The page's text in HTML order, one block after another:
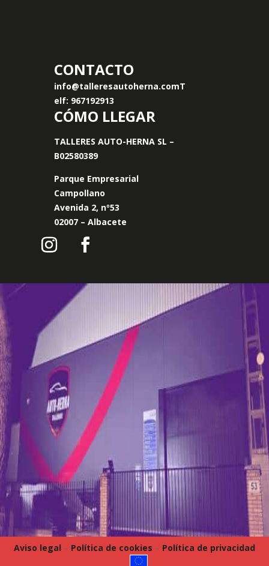
CONTACTO
info@talleresautoherna.comT
elf: 967192913
CÓMO LLEGAR
TALLERES AUTO-HERNA SL –
B02580389
Parque Empresarial
Campollano
Avenida 2, nº53
02007 – Albacete
Aviso legal – Política de cookies – Política de privacidad